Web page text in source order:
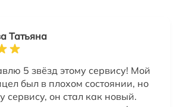
Татьяна
5 звёзд этому сервису! Мой
был в плохом состоянии, но
сервису, он стал как новый.